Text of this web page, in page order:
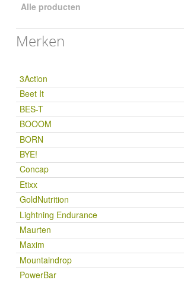
Alle producten
Merken
3Action
Beet It
BES-T
BOOOM
BORN
BYE!
Concap
Etixx
GoldNutrition
Lightning Endurance
Maurten
Maxim
Mountaindrop
PowerBar